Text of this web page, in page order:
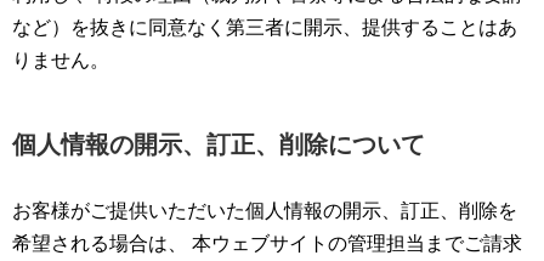
など）を抜きに同意なく第三者に開示、提供することはあ
りません。
個人情報の開示、訂正、削除について
お客様がご提供いただいた個人情報の開示、訂正、削除を
希望される場合は、 本ウェブサイトの管理担当までご請求